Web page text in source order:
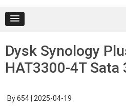
Dysk Synology
HAT3300-4T Sata
By654 2025-04-19